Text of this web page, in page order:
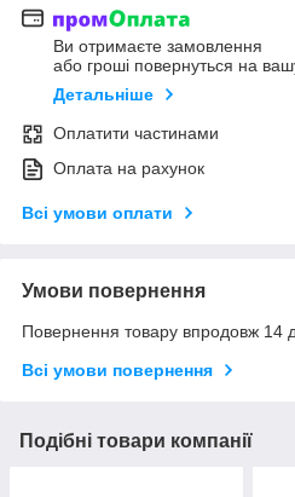
Ви отримаєте замовлення
або гроші повернуться на
Детальніше
Оплатити частинами
Оплата на рахунок
Всі умови оплати
Умови повернення
Повернення товару впродовж 14
Всі умови повернення
Подібні товари компанії